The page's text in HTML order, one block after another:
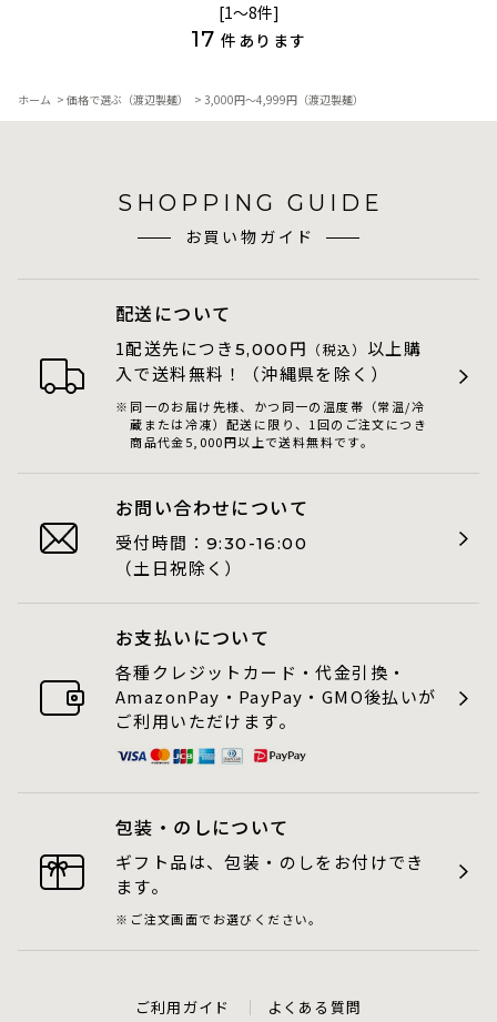
[1～8件]
17 件あります
ホーム > 価格で選ぶ（渡辺製麺） > 3,000円～4,999円（渡辺製麺）
SHOPPING GUIDE
お買い物ガイド
配送について
1配送先につき 5,000 円 （税込） 以上購
入で送料無料！（沖縄県を除く）
同一のお届け先様、かつ同一の温度帯（常温/冷
蔵または冷凍）配送に限り、1回のご注文につき
商品代金5,000円以上で送料無料です。
お問い合わせについて
受付時間： 9:30-16:00
（土日祝除く）
お支払いについて
各種クレジットカード・代金引換・
AmazonPay・PayPay・GMO後払いが
ご利用いただけます。
包装・のしについて
ギフト品は、包装・のしをお付けでき
ます。
ご注文画面でお選びください。
ご利用ガイド よくある質問